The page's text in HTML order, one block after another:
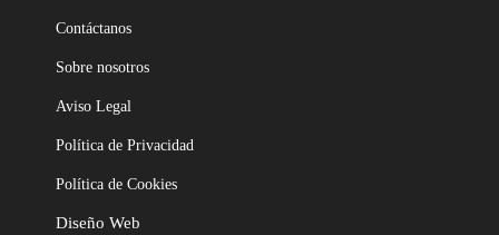
Contáctanos
Sobre nosotros
Aviso Legal
Política de Privacidad
Política de Cookies
Diseño Web